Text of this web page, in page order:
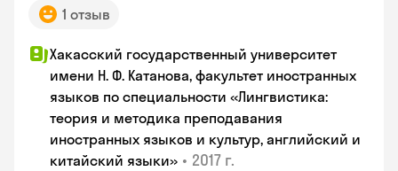
1 отзыв
Хакасский государственный университет
имени Н. Ф. Катанова, факультет иностранных
языков по специальности «Лингвистика:
теория и методика преподавания
иностранных языков и культур, английский и
китайский языки» • 2017 г.